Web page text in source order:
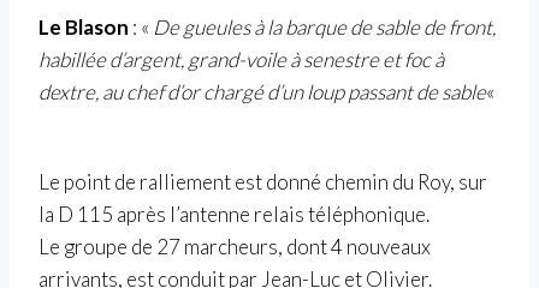
Le Blason : « De gueules à la barque de sable de front,
habillée d’argent, grand-voile à senestre et foc à
dextre, au chef d’or chargé d’un loup passant de sable«
Le point de ralliement est donné chemin du Roy, sur
la D 115 après l’antenne relais téléphonique.
Le groupe de 27 marcheurs, dont 4 nouveaux
arrivants, est conduit par Jean-Luc et Olivier.